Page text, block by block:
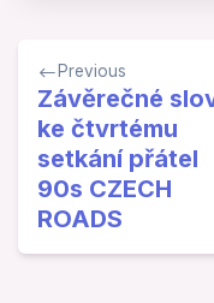
Navigace
pro
příspěvek
Previous
Závěrečné
ke čtvrtému
setkání přátel
90s CZECH
ROADS